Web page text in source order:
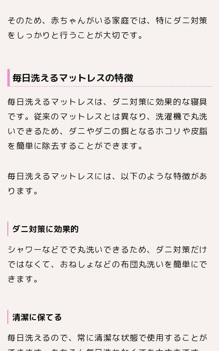
そのため、赤ちゃんがいる家庭では、特にダニ対策
をしっかりと行うことが大切です。
毎日洗えるマットレスの特徴
毎日洗えるマットレスは、ダニ対策に効果的な寝具
です。従来のマットレスとは異なり、洗濯機で丸洗
いできるため、ダニやダニの餌となるホコリや皮脂
を簡単に除去することができます。
毎日洗えるマットレスには、以下のような特徴があ
ります。
ダニ対策に効果的
シャワーなどでで丸洗いできるため、ダニ対策だけ
ではなくて、おねしょなどの布団丸洗いを簡単にで
きます。
清潔に保てる
毎日洗えるので、常に清潔な状態で使用することが